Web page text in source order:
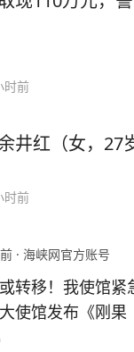
自己的高效学习方法。
生公式和例题相
在床头，循环
。 就这样，李柘远成绩一路突
。 高三时期，李柘远却迎来了
总结各种方法，
，他花了三天
”，仅用10天就
还用“康奈尔笔
时前
井红（女，
时前
· 海峡网官方账号
！我使馆紧急提醒】 6
使馆发布《刚